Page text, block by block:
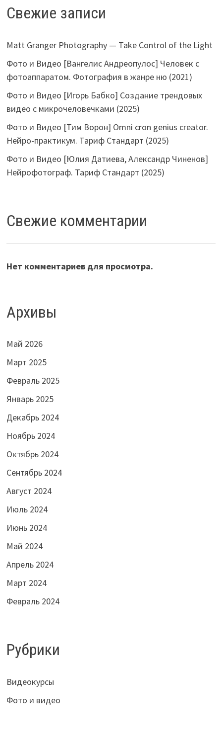
Свежие записи
Matt Granger Photography — Take Control of the Light
Фото и Видео [Вангелис Андреопулос] Человек с
фотоаппаратом. Фотография в жанре ню (2021)
Фото и Видео [Игорь Бабко] Создание трендовых
видео с микрочеловечками (2025)
Фото и Видео [Тим Ворон] Omni cron genius creator.
Нейро-практикум. Тариф Стандарт (2025)
Фото и Видео [Юлия Датиева, Александр Чиненов]
Нейрофотограф. Тариф Стандарт (2025)
Свежие комментарии
Нет комментариев для просмотра.
Архивы
Май 2026
Март 2025
Февраль 2025
Январь 2025
Декабрь 2024
Ноябрь 2024
Октябрь 2024
Сентябрь 2024
Август 2024
Июль 2024
Июнь 2024
Май 2024
Апрель 2024
Март 2024
Февраль 2024
Рубрики
Видеокурсы
Фото и видео